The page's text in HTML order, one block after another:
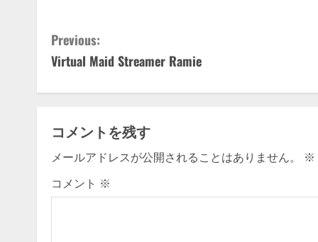
C
o
n
t
i
n
Previous:
Virtual Maid Streamer Ramie
コメントを残す
メールアドレスが公開されることはありません。 ※
コメント ※